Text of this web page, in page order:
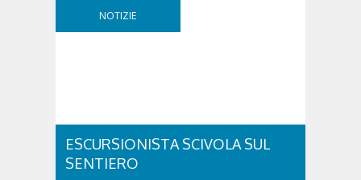
di Cadore, per liberare una strada rimasta bloccata
NOTIZIE
ESCURSIONISTA SCIVOLA SUL
SENTIERO